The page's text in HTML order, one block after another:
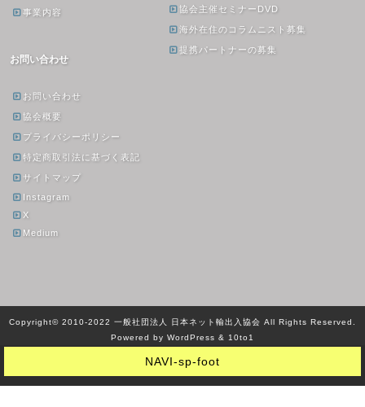
事業内容 協会主催セミナーDVD
海外在住のコラムニスト募集
提携パートナーの募集
お問い合わせ
お問い合わせ
協会概要
プライバシーポリシー
特定商取引法に基づく表記
サイトマップ
Instagram
X
Medium
Copyright© 2010-2022 一般社団法人 日本ネット輸出入協会 All Rights Reserved.
Powered by WordPress & 10to1
NAVI-sp-foot